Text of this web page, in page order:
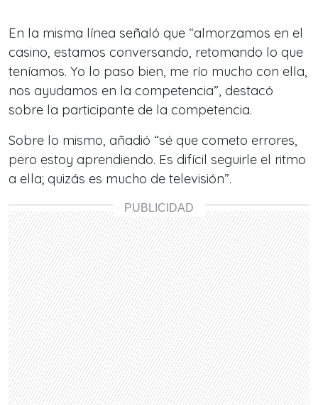
En la misma línea señaló que “almorzamos en el
casino, estamos conversando, retomando lo que
teníamos. Yo lo paso bien, me río mucho con ella,
nos ayudamos en la competencia”, destacó
sobre la participante de la competencia.
Sobre lo mismo, añadió “sé que cometo errores,
pero estoy aprendiendo. Es difícil seguirle el ritmo
a ella; quizás es mucho de televisión”.